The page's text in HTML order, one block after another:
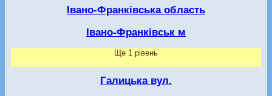
Івано-Франківська область
Івано-Франківськ м
Ще 1 рівень
Галицька вул.